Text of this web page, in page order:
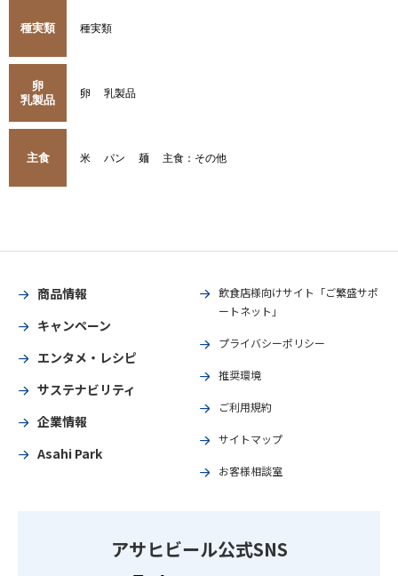
種実類 種実類
卵
乳製品
卵 乳製品
主食 米 パン 麺 主食：その他
商品情報
キャンペーン
エンタメ・レシピ
サステナビリティ
企業情報
Asahi Park
飲食店様向けサイト「ご繁盛サポ
ートネット」
プライバシーポリシー
推奨環境
ご利用規約
サイトマップ
お客様相談室
アサヒビール公式SNS